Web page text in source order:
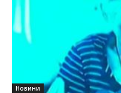
Новини